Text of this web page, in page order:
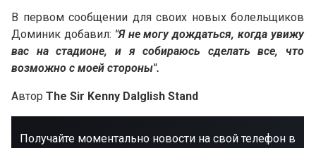
В первом сообщении для своих новых болельщиков
Доминик добавил: "Я не могу дождаться, когда увижу
вас на стадионе, и я собираюсь сделать все, что
возможно с моей стороны".
Автор The Sir Kenny Dalglish Stand
Получайте моментально новости на свой телефон в